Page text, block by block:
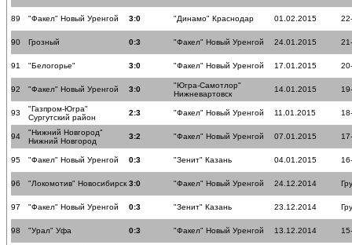
89 "Факел" Новый Уренгой 3:0 "Динамо" Краснодар 01.02.2015
90 Грозный 0:3 "Факел" Новый Уренгой 24.01.2015
91 "Белогорье" 3:0 "Факел" Новый Уренгой 17.01.2015
92 "Факел" Новый Уренгой 3:0
"Югра-Самотлор"
Нижневартовск
14.01.2015
93
"Газпром-Югра"
Сургутский район
2:3 "Факел" Новый Уренгой 11.01.2015
94
"Нижний Новгород"
Нижний Новгород
3:2 "Факел" Новый Уренгой 07.01.2015
95 "Факел" Новый Уренгой 0:3 "Зенит" Казань 04.01.2015
96 "Локомотив" Новосибирск 3:0 "Факел" Новый Уренгой 24.12.2014
97 "Факел" Новый Уренгой 0:3 "Зенит" Казань 23.12.2014
98 "Урал" Уфа 0:3 "Факел" Новый Уренгой 13.12.2014